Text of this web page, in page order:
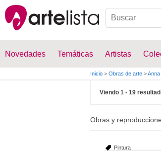
Novedades Temáticas Artistas
Inicio > Obras de arte >Anna
Viendo 1 - 19
Obras y
Pintura